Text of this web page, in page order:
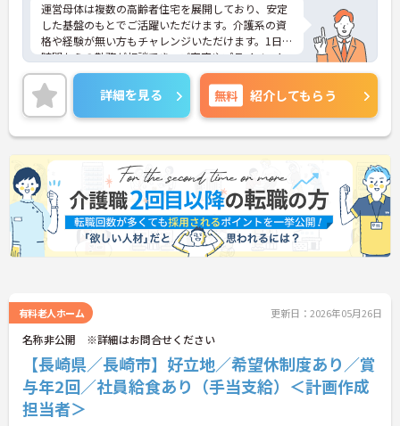
運営母体は複数の高齢者住宅を展開しており、安定
した基盤のもとでご活躍いただけます。介護系の資
格や経験が無い方もチャレンジいただけます。1日4
時間からの勤務が相談でき、ご家庭やプライベート
との両立もしやすい環境です。賞与（年2回、諸条件
あり）や昇給の実績もあり、あなたの頑張りがしっ
かりと評価されます。無料の社員給食（1日1食）
や、育休からの復職をサポートする育児給付金+
（プラス）制度（最大10万円）、資格取得支援制度
（最大10万円補助）など、福利厚生も充実していま
す。社内研修やキャリアパス制度も整っており、ス
キルアップを目指したい方にも最適です。ご興味の
ある方には、面接対策ポイントなど、さらに詳細を
お話ししますのでお気軽にご相談ください！
詳細を見る 無料 紹介してもらう
有料老人ホーム 更新日：2026年05月26日
名称非公開 ※詳細はお問合せください
【長崎県／長崎市】好立地／希望休制度あり／賞
与年2回／社員給食あり（手当支給）＜計画作成
担当者＞